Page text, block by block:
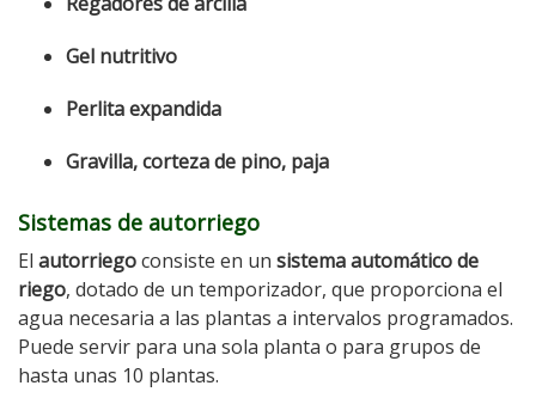
Gel nutritivo
Perlita expandida
Gravilla, corteza de pino, paja
Sistemas de autorriego
El autorriegoconsiste en un sistema automático de
riego, dotado de un temporizador, que proporciona el
agua necesaria a las plantas a intervalos programados.
Puede servir para una sola planta o para grupos de
hasta unas 10 plantas.